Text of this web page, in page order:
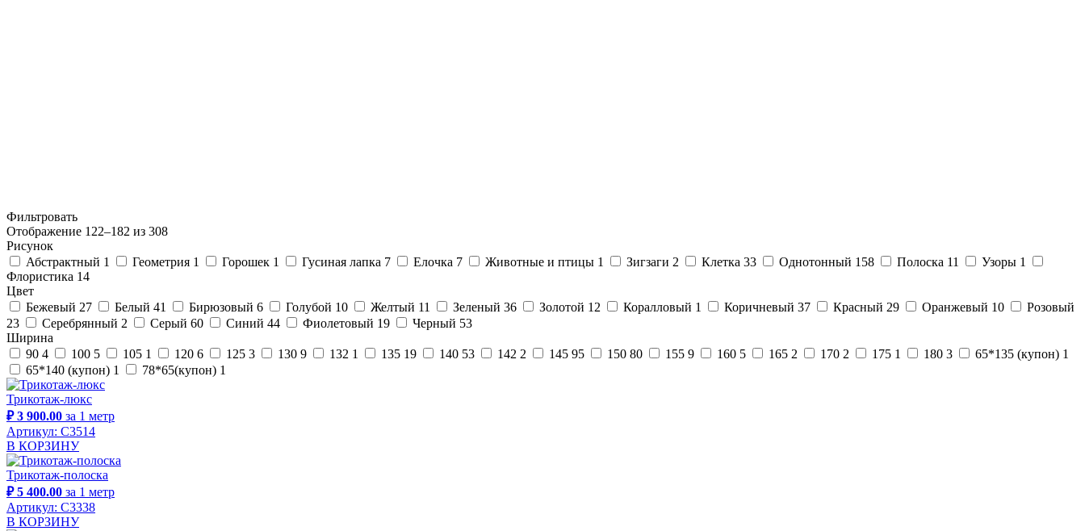
Фильтровать
Отображение 122–182 из 308
Рисунок
Абстрактный 1 Геометрия 1 Горошек 1 Гусиная лапка 7 Елочка 7 Животные и птицы 1 Зигзаги 2 Клетка 33 Однотонный 158 Полоска 11 Узоры 1
Флористика 14
Цвет
Бежевый 27 Белый 41 Бирюзовый 6 Голубой 10 Желтый 11 Зеленый 36 Золотой 12 Коралловый 1 Коричневый 37 Красный 29 Оранжевый 10
Розовый
23
Серебрянный 2 Серый 60 Синий 44 Фиолетовый 19 Черный 53
Ширина
90 4 100 5 105 1 120 6 125 3 130 9 132 1 135 19 140 53 142 2 145 95 150 80 155 9 160 5 165 2 170 2 175 1 180 3 65*135 (купон) 1
65*140 (купон) 1 78*65(купон) 1
Трикотаж-люкс
₽ 3 900.00 за 1 метр
Артикул: С3514
В КОРЗИНУ
Трикотаж-полоска
₽ 5 400.00 за 1 метр
Артикул: С3338
В КОРЗИНУ